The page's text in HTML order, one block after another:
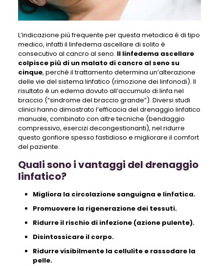
L’indicazione più frequente per questa metodica è di tipo
medico, infatti il linfedema ascellare di solito è
consecutivo al cancro al seno. Il linfedema ascellare
colpisce più di un malato di cancro al seno su
cinque, perché il trattamento determina un’alterazione
delle vie del sistema linfatico (rimozione dei linfonodi). Il
risultato è un edema dovuto all’accumulo di linfa nel
braccio (“sindrome del braccio grande”). Diversi studi
clinici hanno dimostrato l’efficacia del drenaggio linfatico
manuale, combinato con altre tecniche (bendaggio
compressivo, esercizi decongestionanti), nel ridurre
questo gonfiore spesso fastidioso e migliorare il comfort
del paziente.
Quali sono i vantaggi del drenaggio
linfatico?
Migliora la circolazione sanguigna e linfatica.
Promuovere la rigenerazione dei tessuti.
Ridurre il rischio di infezione (azione pulente).
Disintossicare il corpo.
Ridurre visibilmente la cellulite e rassodare la
pelle.